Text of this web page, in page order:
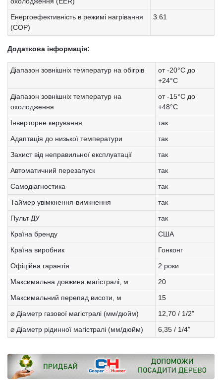
Енергоефективність в режимі нагрівання
(COP)
3.61
Додаткова інформація:
Діапазон зовнішніх температур на обігрів
от -20°С до
+24°С
Діапазон зовнішніх температур на
охолодження
от -15°С до
+48°С
Інверторне керування
так
Адаптація до низької температури
так
Захист від неправильної експлуатації
так
Автоматичний перезапуск
так
Самодіагностика
так
Таймер увімкнення-вимкнення
так
Пульт ДУ
так
Країна бренду
США
Країна виробник
Гонконг
Офіційна гарантія
2 роки
Максимальна довжина магістралі, м
20
Максимальний перепад висоти, м
15
⌀ Діаметр газової магістралі (мм/дюйм)
12,70 / 1/2”
⌀ Діаметр рідинної магістралі (мм/дюйм)
6,35 / 1/4”